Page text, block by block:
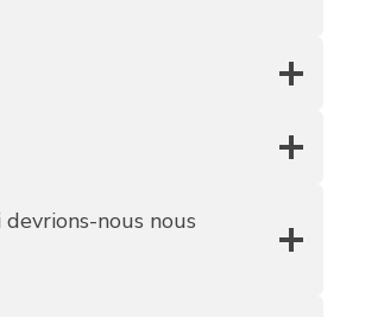
nous nous